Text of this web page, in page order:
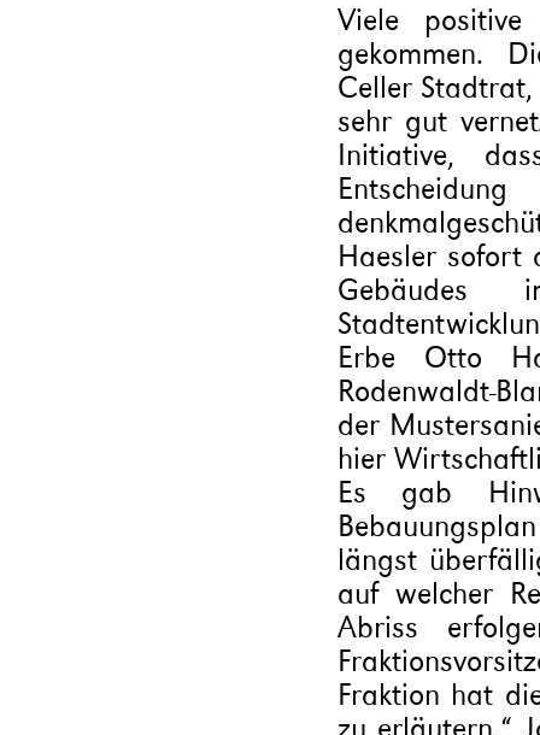
Viele
gekommen.
Celler
sehr gut
Initiative,
Haesler sofort
Gebäudes
Erbe Otto
Rodenwaldt-
der
hier
Es gab
längst
auf welcher
Abriss
Fraktion hat
zu erläutern.“